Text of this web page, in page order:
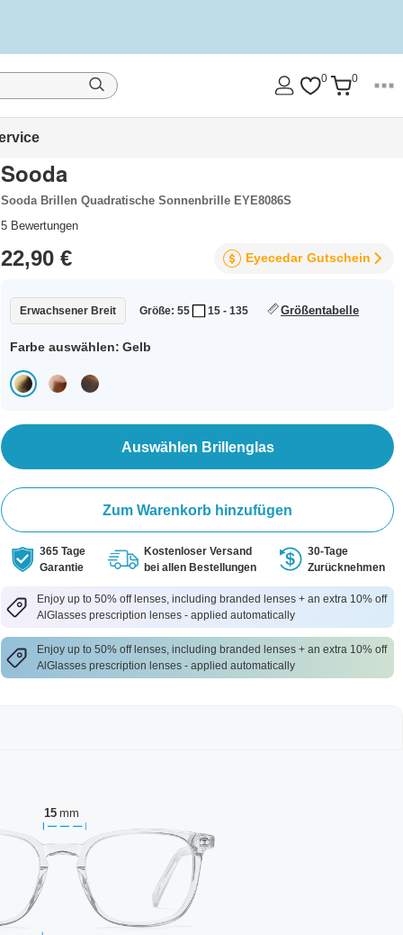
0 0
Sooda
Sooda Brillen Quadratische Sonnenbrille EYE8086S
5 Bewertungen
22,90 € Eyecedar Gutschein
Erwachsener Breit Größe: 55 15 - 135 Größentabelle
Farbe auswählen: Gelb
Auswählen Brillenglas
Zum Warenkorb hinzufügen
365 Tage
Garantie
Kostenloser Versand
bei allen Bestellungen
30-Tage
Zurücknehmen
Enjoy up to 50% off lenses, including branded lenses + an extra 10% off
AlGlasses prescription lenses - applied automatically
Enjoy up to 50% off lenses, including branded lenses + an extra 10% off
AlGlasses prescription lenses - applied automatically
15 mm